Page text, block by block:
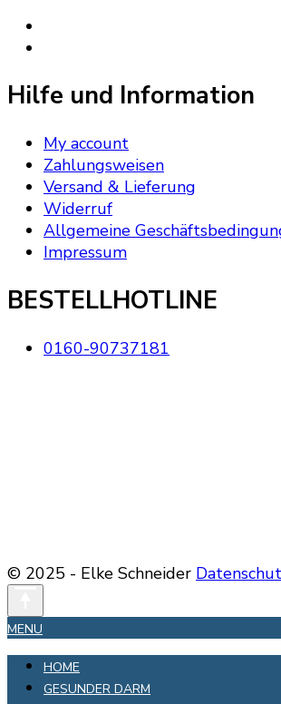
Hilfe und Information
My account
Zahlungsweisen
Versand & Lieferung
Widerruf
Allgemeine
Impressum
BESTELLHOTLINE
0160-90737181
© 2025 - Elke Schneider
MENU
HOME
GESUNDER DARM